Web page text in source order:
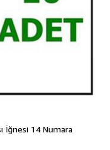
İğnesi 14 Numara